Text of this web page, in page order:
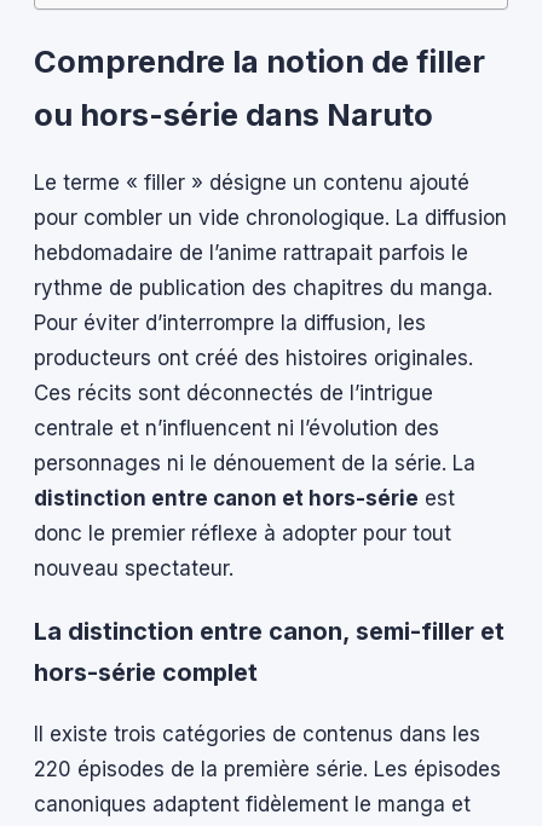
Comprendre la notion de filler
ou hors-série dans Naruto
Le terme « filler » désigne un contenu ajouté
pour combler un vide chronologique. La diffusion
hebdomadaire de l’anime rattrapait parfois le
rythme de publication des chapitres du manga.
Pour éviter d’interrompre la diffusion, les
producteurs ont créé des histoires originales.
Ces récits sont déconnectés de l’intrigue
centrale et n’influencent ni l’évolution des
personnages ni le dénouement de la série. La
distinction entre canon et hors-série est
donc le premier réflexe à adopter pour tout
nouveau spectateur.
La distinction entre canon, semi-filler et
hors-série complet
Il existe trois catégories de contenus dans les
220 épisodes de la première série. Les épisodes
canoniques adaptent fidèlement le manga et